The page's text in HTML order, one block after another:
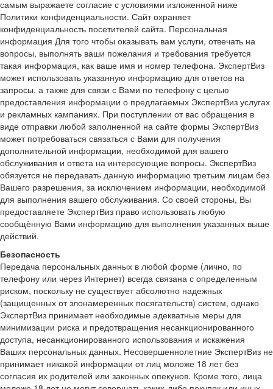
самым выражаете согласие с условиями изложенной ниже
Политики конфиденциальности. Сайт охраняет
конфиденциальность посетителей сайта. Персональная
информация Для того чтобы оказывать вам услуги, отвечать на
вопросы, выполнять ваши пожелания и требования требуется
такая информация, как ваше имя и номер телефона. ЭкспертВиз
может использовать указанную информацию для ответов на
запросы, а также для связи с Вами по телефону с целью
предоставления информации о предлагаемых ЭкспертВиз услугах
и рекламных кампаниях. При поступлении от вас обращения в
виде отправки любой заполненной на сайте формы ЭкспертВиз
может потребоваться связаться с Вами для получения
дополнительной информации, необходимой для вашего
обслуживания и ответа на интересующие вопросы. ЭкспертВиз
обязуется не передавать данную информацию третьим лицам без
Вашего разрешения, за исключением информации, необходимой
для выполнения вашего обслуживания. Со своей стороны, Вы
предоставляете ЭкспертВиз право использовать любую
сообщѐнную Вами информацию для выполнения указанных выше
действий.
Безопасность
Передача персональных данных в любой форме (лично, по
телефону или через Интернет) всегда связана с определенным
риском, поскольку не существует абсолютно надежных
(защищенных от злонамеренных посягательств) систем, однако
ЭкспертВиз принимает необходимые адекватные меры для
минимизации риска и предотвращения несанкционированного
доступа, несанкционированного использования и искажения
Ваших персональных данных. Несовершеннолетние ЭкспертВиз не
принимает никакой информации от лиц моложе 18 лет без
согласия их родителей или законных опекунов. Кроме того, лица